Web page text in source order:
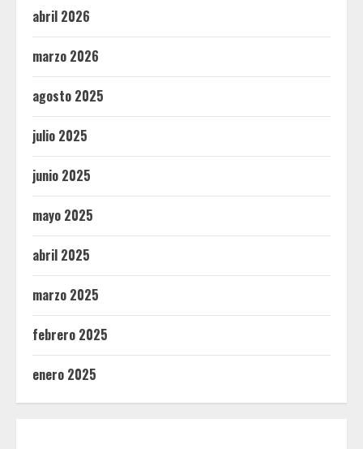
abril 2026
marzo 2026
agosto 2025
julio 2025
junio 2025
mayo 2025
abril 2025
marzo 2025
febrero 2025
enero 2025